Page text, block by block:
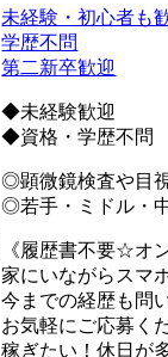
未経験・初心者も
学歴不問
第二新卒歓迎
◆未経験歓迎
◆資格・学歴不問
◎顕微鏡検査や目
◎若手・ミドル・
《履歴書不要☆オ
家にいながらスマ
今までの経歴も問
お気軽にご応募く
稼ぎたい！休日が